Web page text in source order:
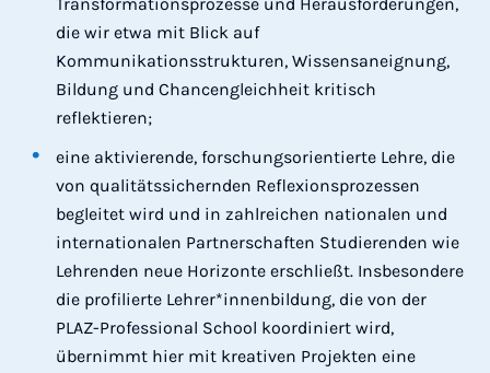
die wir etwa mit Blick auf
Kommunikationsstrukturen, Wissensaneignung,
Bildung und Chancengleichheit kritisch
reflektieren;
eine aktivierende, forschungsorientierte Lehre, die
von qualitätssichernden Reflexionsprozessen
begleitet wird und in zahlreichen nationalen und
internationalen Partnerschaften Studierenden wie
Lehrenden neue Horizonte erschließt. Insbesondere
die profilierte Lehrer*innenbildung, die von der
PLAZ-Professional School koordiniert wird,
übernimmt hier mit kreativen Projekten eine